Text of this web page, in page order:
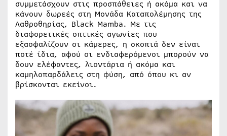
συμμετάσχουν στις προσπάθειες ή ακόμα και να
κάνουν δωρεές στη Μονάδα Καταπολέμησης της
Λαθροθηρίας, Black Mamba. Με τις
διαφορετικές οπτικές αγωνίες που
εξασφαλίζουν οι κάμερες, η σκοπιά δεν είναι
ποτέ ίδια, αφού οι ενδιαφερόμενοι μπορούν να
δουν ελέφαντες, λιοντάρια ή ακόμα και
καμηλοπαρδάλεις στη φύση, από όπου κι αν
βρίσκονται εκείνοι.